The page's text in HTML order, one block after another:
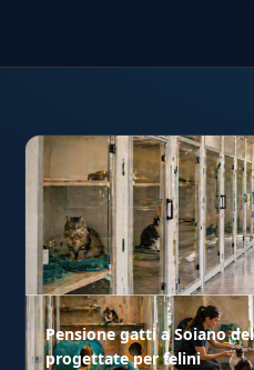
Pensione gatti a Soiano
progettate per felini